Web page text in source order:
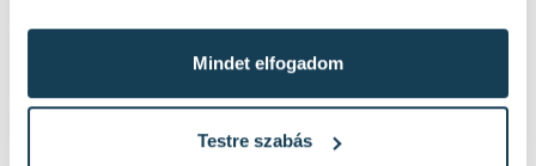
Mindet elfogadom
Testre szabás
Hasonló termékek